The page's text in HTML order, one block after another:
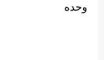
وحده